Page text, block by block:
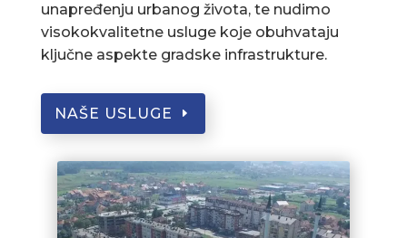
unapređenju urbanog života, te nudimo
visokokvalitetne usluge koje obuhvataju
ključne aspekte gradske infrastrukture.
NAŠE USLUGE